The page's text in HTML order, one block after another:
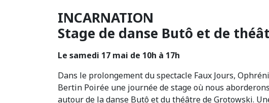
INCARNATION
Stage de danse Butô et de
Le samedi 17 mai de 10h à 17h
Dans le prolongement du spectacle Faux Jours,
Bertin Poirée une journée de stage où nous
autour de la danse Butô et du théâtre de Grotowski.